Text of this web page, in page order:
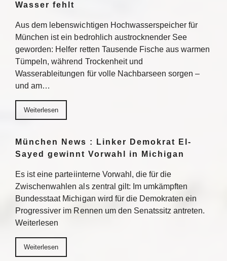
Wasser fehlt
Aus dem lebenswichtigen Hochwasserspeicher für
München ist ein bedrohlich austrocknender See
geworden: Helfer retten Tausende Fische aus warmen
Tümpeln, während Trockenheit und
Wasserableitungen für volle Nachbarseen sorgen –
und am…
Weiterlesen
München News : Linker Demokrat El-
Sayed gewinnt Vorwahl in Michigan
Es ist eine parteiinterne Vorwahl, die für die
Zwischenwahlen als zentral gilt: Im umkämpften
Bundesstaat Michigan wird für die Demokraten ein
Progressiver im Rennen um den Senatssitz antreten.
Weiterlesen
Weiterlesen